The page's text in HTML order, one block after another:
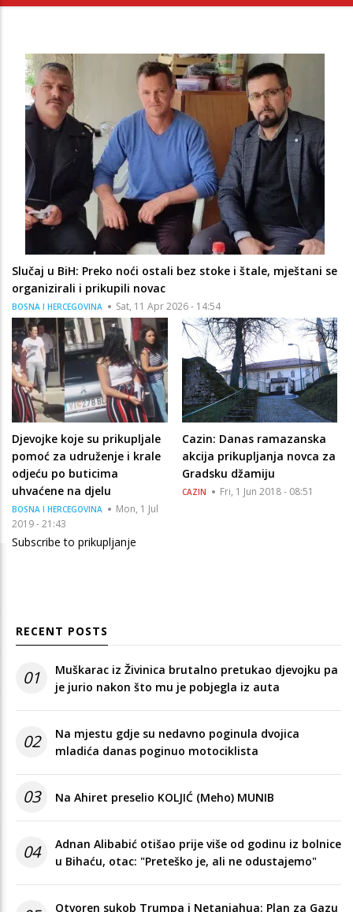
Slučaj u BiH: Preko noći ostali bez stoke i štale, mještani se
organizirali i prikupili novac
BOSNA I HERCEGOVINA Sat, 11 Apr 2026 - 14:54
Djevojke koje su prikupljale
pomoć za udruženje i krale
odjeću po buticima
uhvaćene na djelu
BOSNA I HERCEGOVINA
Mon, 1 Jul
2019 - 21:43
Cazin: Danas ramazanska
akcija prikupljanja novca za
Gradsku džamiju
CAZIN Fri, 1 Jun 2018 - 08:51
Subscribe to prikupljanje
RECENT POSTS
01
Muškarac iz Živinica brutalno pretukao djevojku pa
je jurio nakon što mu je pobjegla iz auta
02
Na mjestu gdje su nedavno poginula dvojica
mladića danas poginuo motociklista
03 Na Ahiret preselio KOLJIĆ (Meho) MUNIB
04
Adnan Alibabić otišao prije više od godinu iz bolnice
u Bihaću, otac: "Preteško je, ali ne odustajemo"
Otvoren sukob Trumpa i Netanjahua: Plan za Gazu